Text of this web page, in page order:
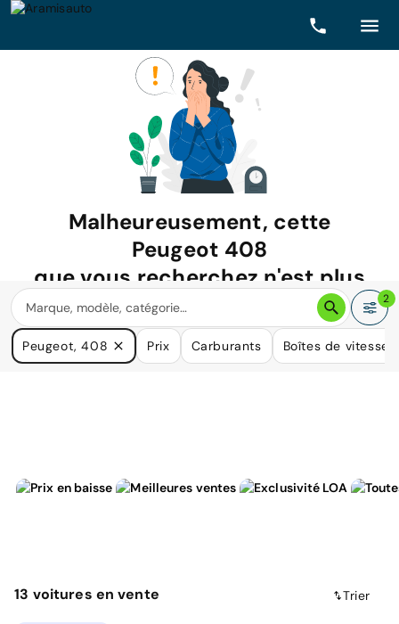
Malheureusement, cette
Peugeot 408
que vous recherchez n'est plus
disponible.
Nous avons de nombreuses voitures qui pourraient répondre
à vos besoins.
2
Peugeot, 408 Prix Carburants Boîtes de vitesse
13 voitures en vente Trier